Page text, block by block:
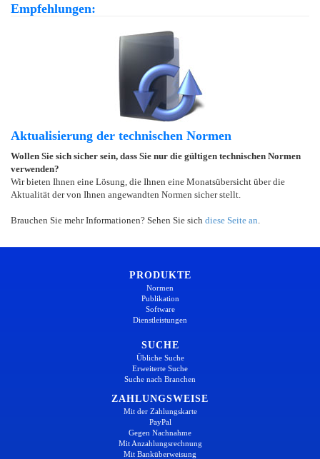
Empfehlungen:
Aktualisierung der technischen Normen
Wollen Sie sich sicher sein, dass Sie nur die gültigen technischen Normen
verwenden?
Wir bieten Ihnen eine Lösung, die Ihnen eine Monatsübersicht über die
Aktualität der von Ihnen angewandten Normen sicher stellt.
Brauchen Sie mehr Informationen? Sehen Sie sich diese Seite an
PRODUKTE
Normen
Publikation
Software
Dienstleistungen
SUCHE
Übliche Suche
Erweiterte Suche
Suche nach Branchen
ZAHLUNGSWEISE
Mit der Zahlungskarte
PayPal
Gegen Nachnahme
Mit Anzahlungsrechnung
Mit Banküberweisung